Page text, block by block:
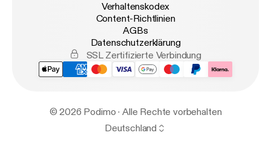
Verhaltenskodex
Content-Richtlinien
AGBs
Datenschutzerklärung
SSL Zertifizierte Verbindung
© 2026 Podimo · Alle Rechte vorbehalten
Deutschland